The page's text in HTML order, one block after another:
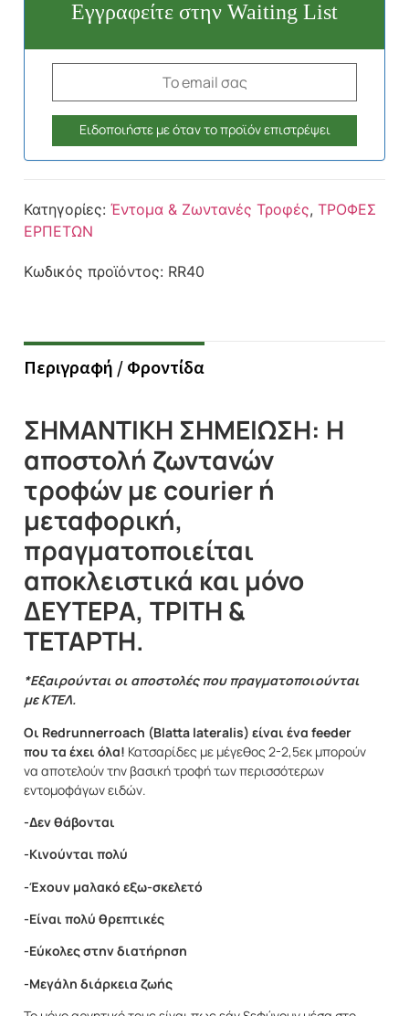
Εγγραφείτε στην Waiting List
Κατηγορίες: Έντομα & Ζωντανές Τροφές, ΤΡΟΦΕΣ
ΕΡΠΕΤΩΝ
Κωδικός προϊόντος: RR40
Περιγραφή / Φροντίδα
ΣΗΜΑΝΤΙΚΗ ΣΗΜΕΙΩΣΗ: Η
αποστολή ζωντανών
τροφών με courier ή
μεταφορική,
πραγματοποιείται
αποκλειστικά και μόνο
ΔΕΥΤΕΡΑ, ΤΡΙΤΗ &
ΤΕΤΑΡΤΗ.
*Εξαιρούνται οι αποστολές που πραγματοποιούνται
με ΚΤΕΛ.
Οι Redrunnerroach (Blatta lateralis) είναι ένα feeder
που τα έχει όλα! Κατσαρίδες με μέγεθος 2-2,5εκ μπορούν
να αποτελούν την βασική τροφή των περισσότερων
εντομοφάγων ειδών.
-Δεν θάβονται
-Κινούνται πολύ
-Έχουν μαλακό εξω-σκελετό
-Είναι πολύ θρεπτικές
-Εύκολες στην διατήρηση
-Μεγάλη διάρκεια ζωής